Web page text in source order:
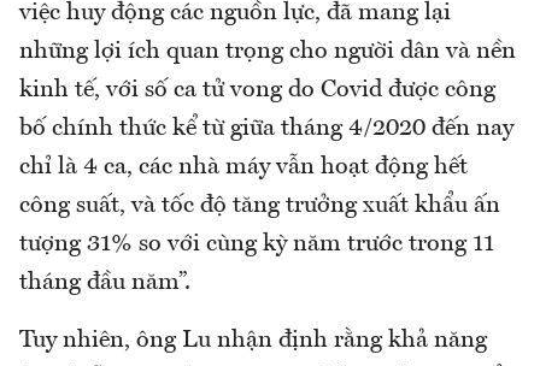
việc huy động các nguồn lực, đã mang lại
những lợi ích quan trọng cho người dân và nền
kinh tế, với số ca tử vong do Covid được công
bố chính thức kể từ giữa tháng 4/2020 đến nay
chỉ là 4 ca, các nhà máy vẫn hoạt động hết
công suất, và tốc độ tăng trưởng xuất khẩu ấn
tượng 31% so với cùng kỳ năm trước trong 11
tháng đầu năm”.
Tuy nhiên, ông Lu nhận định rằng khả năng